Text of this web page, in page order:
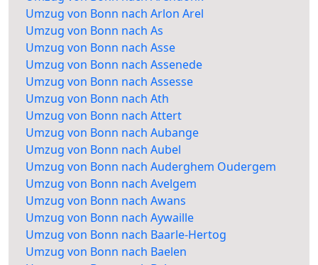
Umzug von Bonn nach Arlon Arel
Umzug von Bonn nach As
Umzug von Bonn nach Asse
Umzug von Bonn nach Assenede
Umzug von Bonn nach Assesse
Umzug von Bonn nach Ath
Umzug von Bonn nach Attert
Umzug von Bonn nach Aubange
Umzug von Bonn nach Aubel
Umzug von Bonn nach Auderghem Oudergem
Umzug von Bonn nach Avelgem
Umzug von Bonn nach Awans
Umzug von Bonn nach Aywaille
Umzug von Bonn nach Baarle-Hertog
Umzug von Bonn nach Baelen